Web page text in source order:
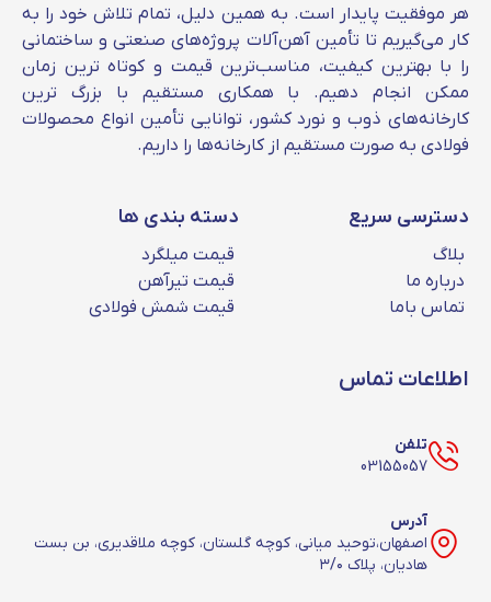
این کارخانه تحت تاثیر عواملی نظیر نوسانات دلار،
میزان عرضه و تقاضا، نوسانات بازار و … تغییر می
کند.شما می توانید انواع نبشی و ناودانی این
کارخانه را با کمترین قیمت بازار از دکتر آهن
خریداری کنید.
متر تولید می شود. شما می توانید قیمت این
محصول را در جدول بالا مشاهده کنید.
هر موفقیت پایدار است. به همین دلیل، تمام تلاش خود را به
کار می‌گیریم تا تأمین آهن‌آلات پروژه‌های صنعتی و ساختمانی
را با بهترین کیفیت، مناسب‌ترین قیمت و کوتاه‌ ترین زمان
ممکن انجام دهیم. با همکاری مستقیم با بزرگ‌ ترین
کارخانه‌های ذوب و نورد کشور، توانایی تأمین انواع محصولات
فولادی به‌ صورت مستقیم از کارخانه‌ها را داریم.
دسترسی سریع
بلاگ
درباره ما
تماس باما
دسته بندی ها
قیمت میلگرد
قیمت تیرآهن
قیمت شمش فولادی
اطلاعات تماس
تلفن
03155057
آدرس
اصفهان،توحید میانی، کوچه گلستان، کوچه ملاقدیری، بن بست
هادیان، پلاک ۳/۰